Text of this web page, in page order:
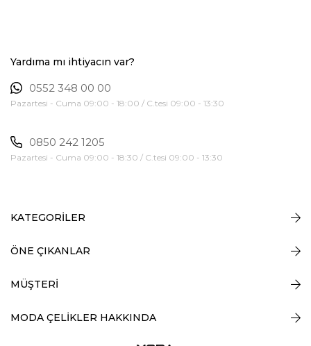
Yardıma mı ihtiyacın var?
0552 348 00 00
Pazartesi - Cuma 09:00 - 18:00 / C.tesi 09:00 - 13:30
0850 242 1205
Pazartesi - Cuma 09:00 - 18:30 / C.tesi 09:00 - 13:30
KATEGORİLER
ÖNE ÇIKANLAR
MÜŞTERİ
MODA ÇELİKLER HAKKINDA